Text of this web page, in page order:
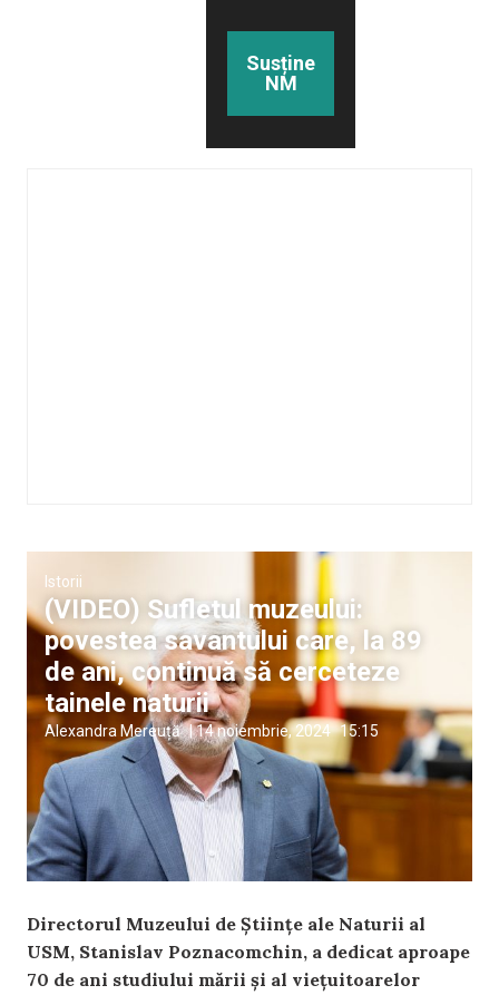
Susține
NM
Istorii
(VIDEO) Sufletul muzeului:
povestea savantului care, la 89
de ani, continuă să cerceteze
tainele naturii
Alexandra Mereuță |14 noiembrie, 2024 15:15
Directorul Muzeului de Științe ale Naturii al
USM, Stanislav Poznacomchin, a dedicat aproape
70 de ani studiului mării și al viețuitoarelor